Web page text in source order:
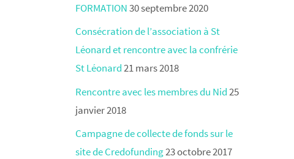
FORMATION30 septembre 2020
Consécration de l’association à St
Léonard et rencontre avec la confrérie
St Léonard21 mars 2018
Rencontre avec les membres du Nid25
janvier 2018
Campagne de collecte de fonds sur le
site de Credofunding23 octobre 2017